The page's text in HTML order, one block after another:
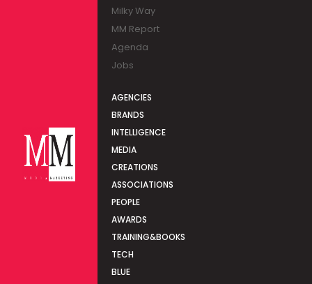
Milky Way
MM Report
Agenda
Jobs
AGENCIES
BRANDS
INTELLIGENCE
MEDIA
CREATIONS
ASSOCIATIONS
PEOPLE
AWARDS
TRAINING&BOOKS
TECH
BLUE